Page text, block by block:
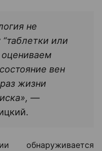
не
или
оцениваем
вен
жизни
—
обнаруживается